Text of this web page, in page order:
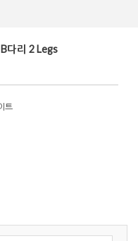
다리 2 Legs
트